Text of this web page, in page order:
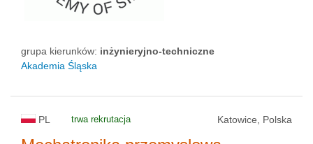
grupa kierunków: inżynieryjno-techniczne
Akademia Śląska
PL trwa rekrutacja Katowice, Polska